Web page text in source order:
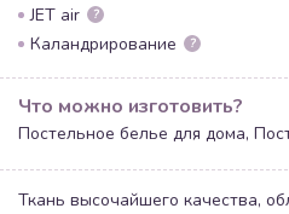
Ткань высочайшего качества,
JET air ?
Каландрирование ?
Что можно изготовить?
Постельное белье для дома,